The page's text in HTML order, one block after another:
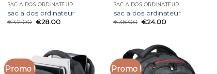
SAC A DOS ORDINATEUR
sac a dos ordinateur
€42.00 €28.00
SAC A DOS ORDINATEUR
sac a dos ordinateur
€36.00 €24.00
Promo ! Promo !